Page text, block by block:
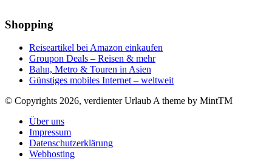
Shopping
Reiseartikel bei Amazon einkaufen
Groupon Deals – Reisen & mehr
Bahn, Metro & Touren in Asien
Günstiges mobiles Internet – weltweit
© Copyrights 2026, verdienter UrlaubA theme by MintTM
Über uns
Impressum
Datenschutzerklärung
Webhosting